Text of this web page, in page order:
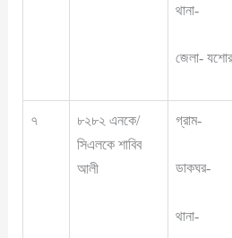
থানা-
জেলা-
৭
৮২৮২ এনকে/
সিএলকে শাবিব
আলী
গ্রাম-
ডাকঘর-
থানা-